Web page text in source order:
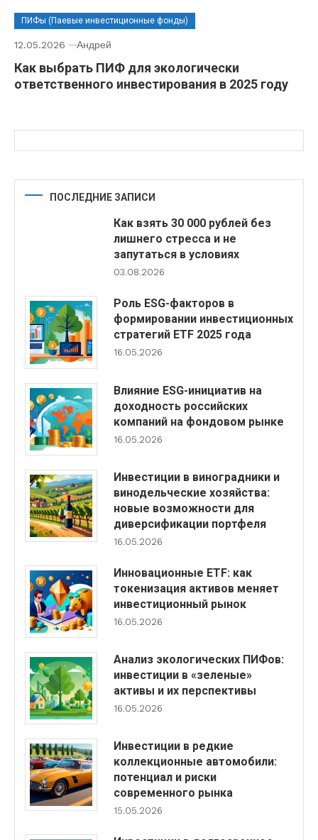
ПИФы (Паевые инвестиционные фонды)
12.05.2026 Андрей
Как выбрать ПИФ для экологически
ответственного инвестирования в 2025 году
ПОСЛЕДНИЕ ЗАПИСИ
Как взять 30 000 рублей без
лишнего стресса и не
запутаться в условиях
03.08.2026
Роль ESG-факторов в
формировании инвестиционных
стратегий ETF 2025 года
16.05.2026
Влияние ESG-инициатив на
доходность российских
компаний на фондовом рынке
16.05.2026
Инвестиции в виноградники и
винодельческие хозяйства:
новые возможности для
диверсификации портфеля
16.05.2026
Инновационные ETF: как
токенизация активов меняет
инвестиционный рынок
16.05.2026
Анализ экологических ПИФов:
инвестиции в «зеленые»
активы и их перспективы
16.05.2026
Инвестиции в редкие
коллекционные автомобили:
потенциал и риски
современного рынка
15.05.2026